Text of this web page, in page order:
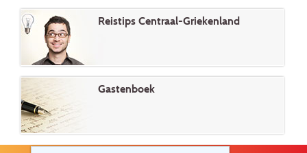
Reistips Centraal-Griekenland
Gastenboek